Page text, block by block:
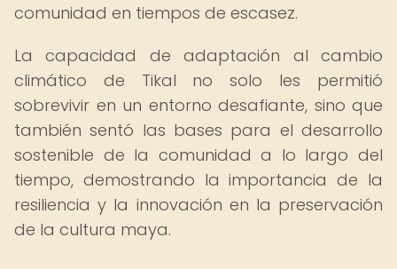
comunidad en tiempos de escasez.
La capacidad de adaptación al cambio
climático de Tikal no solo les permitió
sobrevivir en un entorno desafiante, sino que
también sentó las bases para el desarrollo
sostenible de la comunidad a lo largo del
tiempo, demostrando la importancia de la
resiliencia y la innovación en la preservación
de la cultura maya.